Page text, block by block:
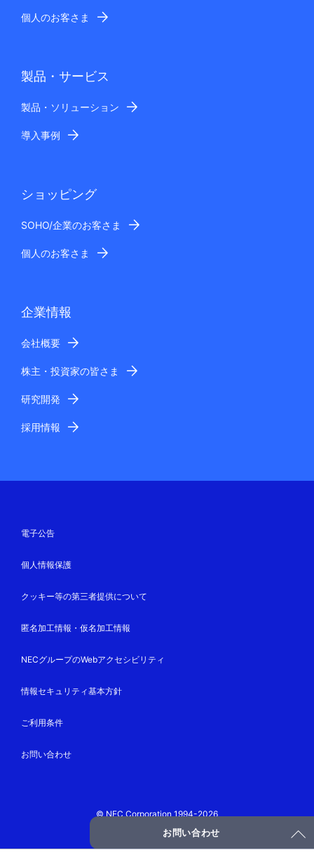
お問い合わせ
個人のお客さま
製品・サービス
製品・ソリューション
導入事例
ショッピング
SOHO/企業のお客さま
個人のお客さま
企業情報
会社概要
株主・投資家の皆さま
研究開発
採用情報
電子公告
個人情報保護
クッキー等の第三者提供について
匿名加工情報・仮名加工情報
NECグループのWebアクセシビリティ
情報セキュリティ基本方針
ご利用条件
お問い合わせ
© NEC Corporation 1994-2026